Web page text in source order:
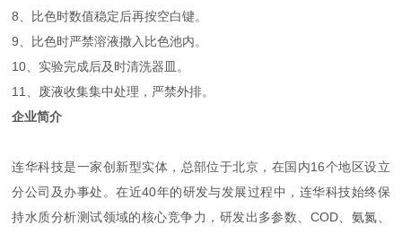
8、比色时数值稳定后再按空白键。
9、比色时严禁溶液撒入比色池内。
10、实验完成后及时清洗器皿。
11、废液收集集中处理，严禁外排。
企业简介
连华科技是一家创新型实体，总部位于北京，在国内16个地区设立
分公司及办事处。在近40年的研发与发展过程中，连华科技始终保
持水质分析测试领域的核心竞争力，研发出多参数、COD、氨氮、